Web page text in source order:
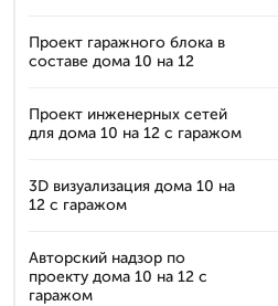
Проект гаражного блока в
составе дома 10 на 12
Проект инженерных сетей
для дома 10 на 12 с гаражом
3D визуализация дома 10 на
12 с гаражом
Авторский надзор по
проекту дома 10 на 12 с
гаражом